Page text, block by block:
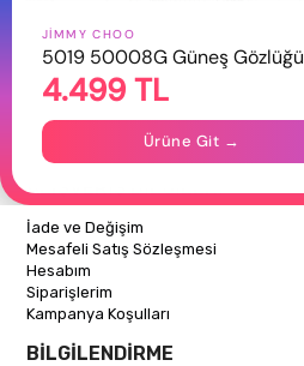
HAKKIMIZDA
Hakkımızda
Gizlilik Politikası
İletişim
Mağazalarımız
ALIŞVERİŞ BİLGİLERİ
İade ve Değişim
Mesafeli Satış Sözleşmesi
Hesabım
Siparişlerim
Kampanya Koşulları
BİLGİLENDİRME
JIMMY CHOO
5019 50008G Güneş Gözlüğü
4.499 TL
Ürüne Git →